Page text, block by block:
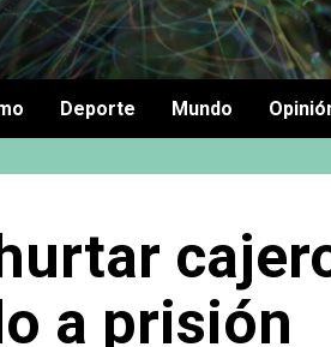
Deporte Mundo
a prisión